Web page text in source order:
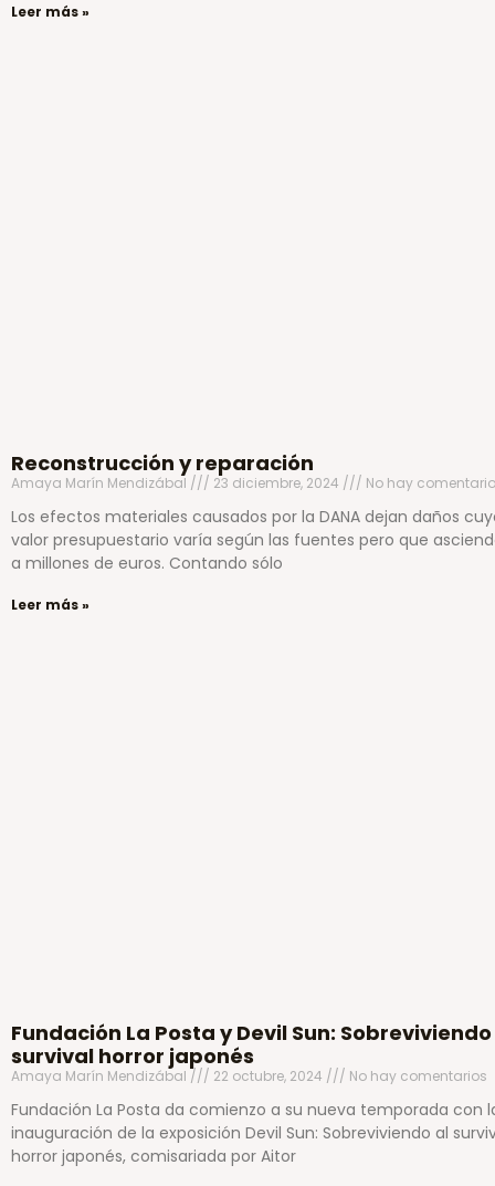
Leer más »
Reconstrucción y reparación
Amaya Marín Mendizábal 23 diciembre, 2024 No hay
Los efectos materiales causados por la DANA dejan daños
valor presupuestario varía según las fuentes pero que
a millones de euros. Contando sólo
Leer más »
Fundación La Posta y Devil Sun:
survival horror japonés
Amaya Marín Mendizábal 22 octubre, 2024 No hay comentarios
Fundación La Posta da comienzo a su nueva temporada con
inauguración de la exposición Devil Sun: Sobreviviendo al
horror japonés, comisariada por Aitor